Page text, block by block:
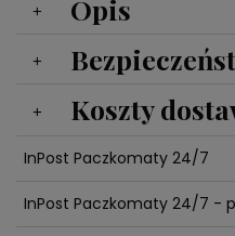
Opis
Koszty
Cena nie zawiera
InPost Paczkomaty 24/7
InPost Paczkomaty 24/7 -